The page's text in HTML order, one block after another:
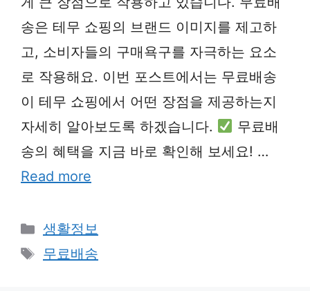
송은 테무 쇼핑의 브랜드 이미지를 제고하
고, 소비자들의 구매욕구를 자극하는 요소
로 작용해요. 이번 포스트에서는 무료배송
이 테무 쇼핑에서 어떤 장점을 제공하는지
자세히 알아보도록 하겠습니다.
무료배
송의 혜택을 지금 바로 확인해 보세요! …
Read more
Categories
생활정보
Tags
무료배송